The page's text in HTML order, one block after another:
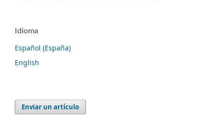
Idioma
Español (España)
English
Enviar un artículo